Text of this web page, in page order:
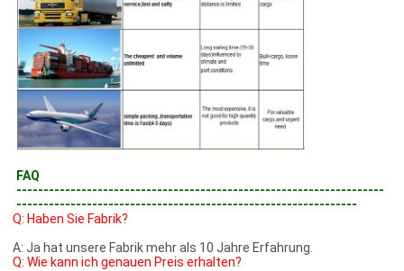
FAQ
--------------------------------------------------------------------
---------------------------------------------------------------
Q: Haben Sie Fabrik?
A: Ja hat unsere Fabrik mehr als 10 Jahre Erfahrung.
Q: Wie kann ich genauen Preis erhalten?